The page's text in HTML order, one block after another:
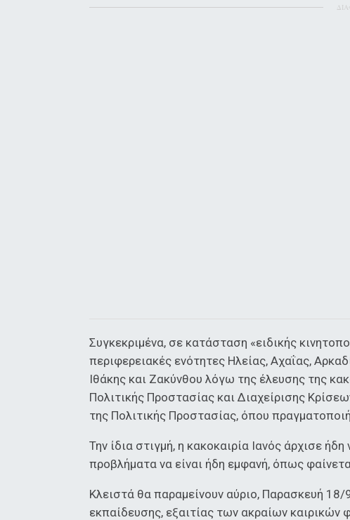
Συγκεκριμένα, σε κατάσταση «ειδικής
περιφερειακές ενότητες Ηλείας, Αχαΐας,
Ιθάκης και Ζακύνθου λόγω της έλευσης της
Πολιτικής Προστασίας και Διαχείρισης
της Πολιτικής Προστασίας, όπου
Την ίδια στιγμή, η κακοκαιρία Ιανός άρχισε
προβλήματα να είναι ήδη εμφανή, όπως
Κλειστά θα παραμείνουν αύριο, Παρασκευή
εκπαίδευσης, εξαιτίας των ακραίων καιρικών